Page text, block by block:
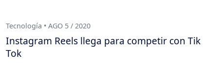
Tecnología • AGO 5 / 2020
Instagram Reels llega para competir con Tik
Tok